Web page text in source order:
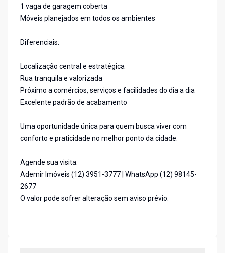
1 vaga de garagem coberta
Móveis planejados em todos os ambientes
Diferenciais:
Localização central e estratégica
Rua tranquila e valorizada
Próximo a comércios, serviços e facilidades do dia a dia
Excelente padrão de acabamento
Uma oportunidade única para quem busca viver com
conforto e praticidade no melhor ponto da cidade.
Agende sua visita.
Ademir Imóveis (12) 3951-3777 | WhatsApp (12) 98145-
2677
O valor pode sofrer alteração sem aviso prévio.